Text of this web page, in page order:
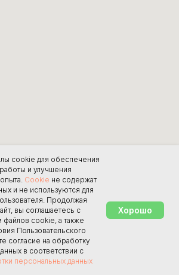
cookie для обеспечения
и улучшения
Cookie не содержат
и не используются для
Продолжая
вы соглашаетесь с
файлов cookie, а также
Пользовательского
согласие на обработку
в соответствии с
персональных данных
Хорошо